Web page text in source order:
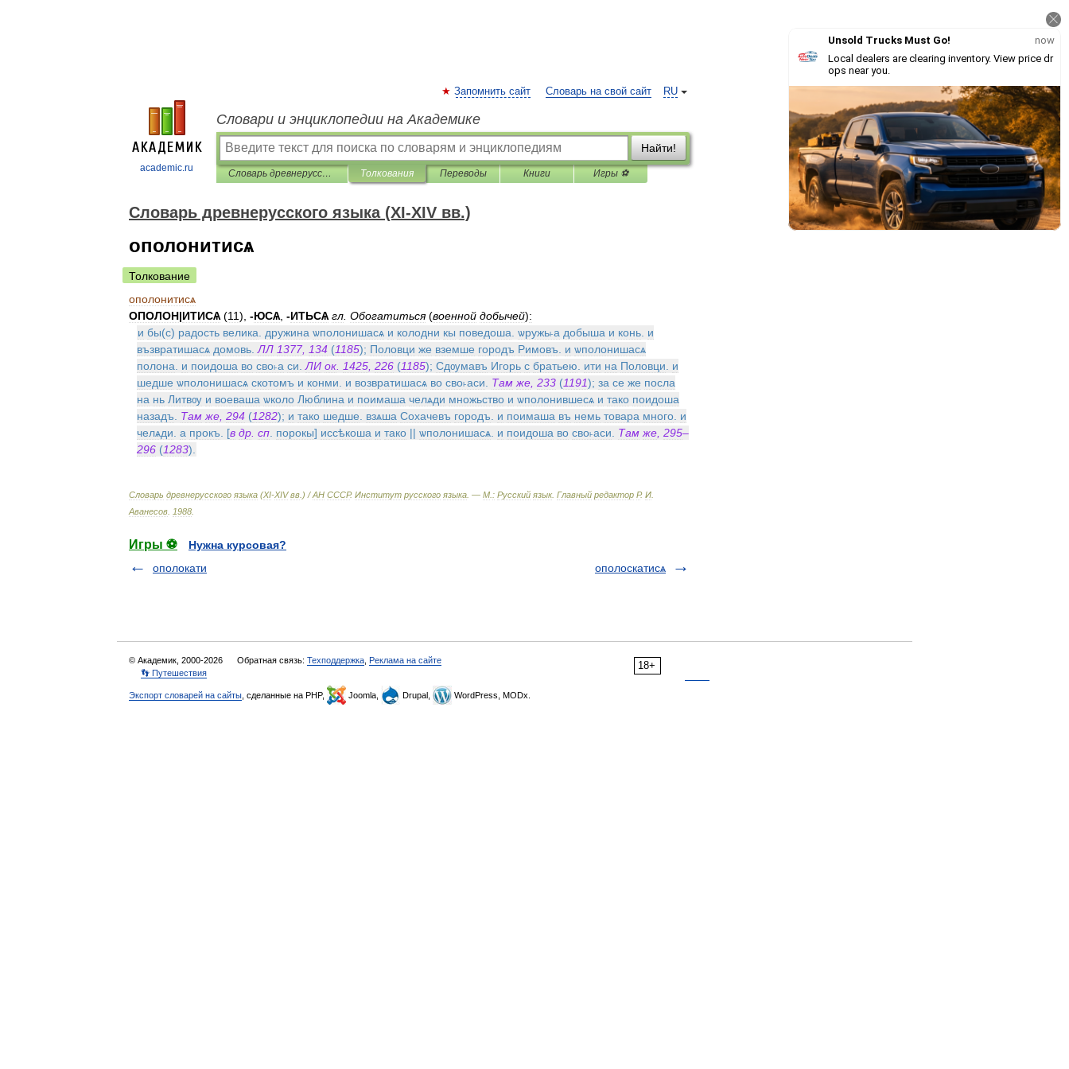
academic.ru
RU
Запомнить сайт Словарь на свой сайт
Словари и энциклопедии на Академике
Найти!
Словарь древнерусского языка (XI-XIV вв.) Толкования Переводы Книги Игры ⚽
Словарь древнерусского языка (XI-XIV вв.)
ополонитисѧ
Толкование
ополонитисѧ
ОПОЛОН|ИТИСѦ (11), -ЮСѦ -ИТЬСѦ гл Обогатиться(военной добычей):
и бы(с) радость велика дружина ѡполонишасѧ и колодни кы поведоша ѡружь˫а добыша и конь и
възвратишасѧ домовь ЛЛ 1377, 134 (1185); Половци же вземше городъ Римовъ и ѡполонишасѧ
полона
и поидоша во сво˫а си ЛИ ок 1425 226 (1185); Сдѹмавъ Игорь с братьею ити на Половци
и
шедше ѡполонишасѧ скотомъ и конми и возвратишасѧ во сво˫аси Там же 233 (1191); за се же посла
на нь Литвѹ и воеваша ѡколо Люблина и поимаша челѧди множьство и ѡполонившесѧ и тако поидоша
назадъ
Там же 294 (1282); и тако шедше взѧша Сохачевъ городъ и поимаша въ немь товара много и
челѧди а прокъ . [в др сп порокы] иссѣкоша и тако || ѡполонишасѧ и поидоша во сво˫аси Там же 295–
296 (1283).
Словарь древнерусского языка (XI-XIV вв .) /АН СССР. Институт русского языка . — М : Русский язык. Главный редактор Р. И
Аванесов 1988
Игры ⚽
Нужна курсовая?
ополокати
ополоскатисѧ
18+
© Академик, 2000-2026 Обратная связь: Техподдержка Реклама на сайте
👣 Путешествия
Экспорт словарей на сайты , сделанные на PHP, Joomla, Drupal, WordPress, MODx.